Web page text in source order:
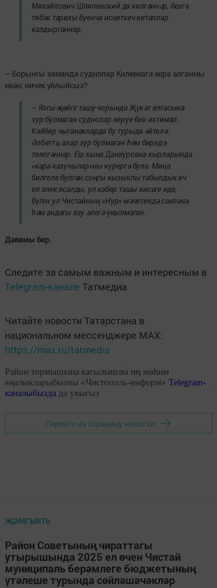
Михайлович Шпилевский да килгәннәр, безгә
төбәк тарихы буенча искиткеч китаплар
калдырганнар.
– Борынгы заманда суднолар Килевкага керә алганмы
икән, ничек уйлыйсыз?
– Язгы-җәйге ташу чорында Җүкәт елгасына
зур булмаган суднолар керүе бик ихтимал.
Кайбер чыганакларда бу турыда әйтелә.
Әлбәттә, алар зур булмаган һәм биредә
төялгәннәр. Еш кына Данауровка кырларында
«кара казучылар»ны күрергә була. Миңа
билгеле булган соңгы кызыклы табылдык өч
ел элек ясалды, ул кабер ташы кисәге иде,
бүген ул Чистайның «Нур» мәчетендә саклана
һәм андагы язу әлегә укылмаган.
Дәвамы бар.
Следите за самым важным и интересным в
Telegram-канале Татмедиа
Читайте новости Татарстана в
национальном мессенджере MАХ:
https://max.ru/tatmedia
Район тормышына кагылышлы иң мөһим
яңалыкларыбызны «Чистополь-информ» Telegram-
каналыбызда да укыгыз
Перейти на страницу новости
ҖӘМГЫЯТЬ
Район Советының чираттагы
утырышында 2025 ел өчен Чистай
муниципаль берәмлеге бюджетының
үтәлеше турында сөйләшәчәкләр